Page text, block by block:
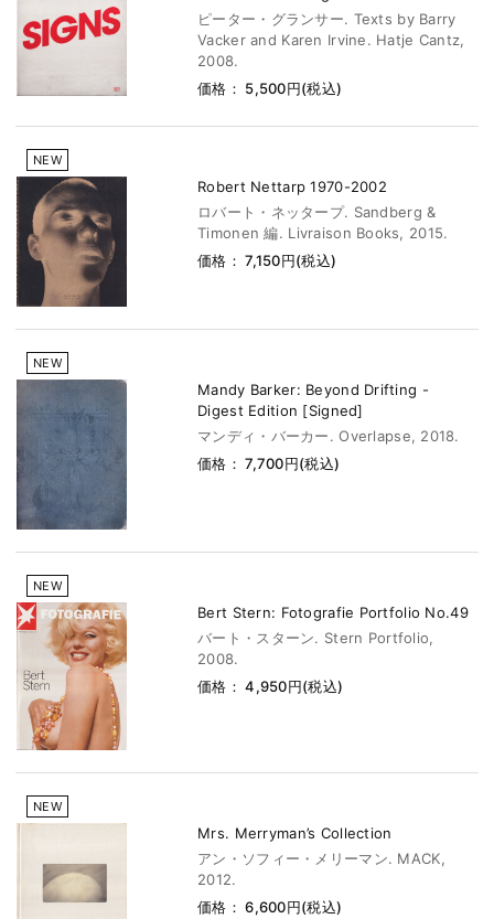
ピーター・グランサー. Texts by Barry
Vacker and Karen Irvine. Hatje Cantz,
2008.
価格： 5,500円(税込)
NEW
Robert Nettarp 1970-2002
ロバート・ネッタープ. Sandberg &
Timonen 編. Livraison Books, 2015.
価格： 7,150円(税込)
NEW
Mandy Barker: Beyond Drifting -
Digest Edition [Signed]
マンディ・バーカー. Overlapse, 2018.
価格： 7,700円(税込)
NEW
Bert Stern: Fotografie Portfolio No.49
バート・スターン. Stern Portfolio,
2008.
価格： 4,950円(税込)
NEW
Mrs. Merryman’s Collection
アン・ソフィー・メリーマン. MACK,
2012.
価格： 6,600円(税込)